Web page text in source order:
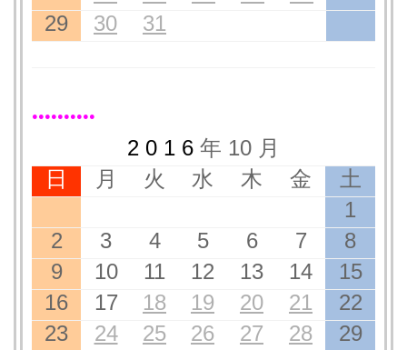
29
30 31
●●●●●●●●●●
2 0 1 6 年 10 月
日
月 火 水 木 金
土
1
2
3 4 5 6 7
8
9
10 11 12 13 14
15
16
17 18 19 20 21
22
23
24 25 26 27 28
29